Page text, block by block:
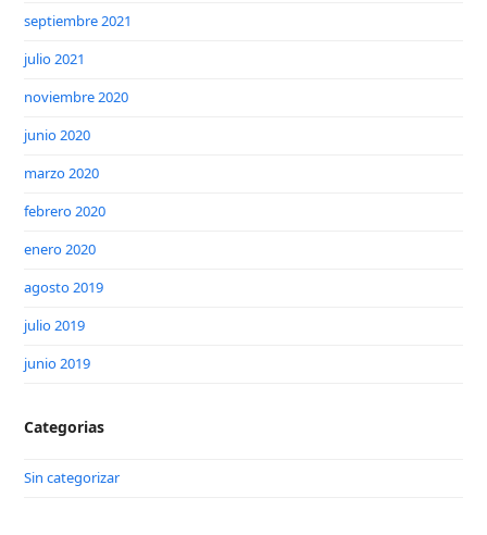
septiembre 2021
julio 2021
noviembre 2020
junio 2020
marzo 2020
febrero 2020
enero 2020
agosto 2019
julio 2019
junio 2019
Categorias
Sin categorizar